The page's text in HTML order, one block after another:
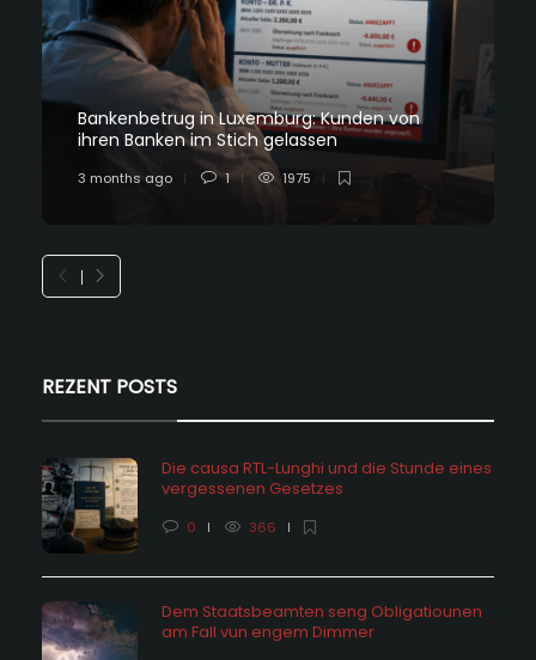
Bankenbetrug in Luxemburg: Kunden von
ihren Banken im Stich gelassen
3 months ago 1 1975
REZENT POSTS
Die causa RTL-Lunghi und die Stunde eines
vergessenen Gesetzes
0 366
Dem Staatsbeamten seng Obligatiounen
am Fall vun engem Dimmer